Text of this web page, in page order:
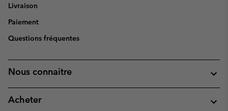
Livraison
Paiement
Questions fréquentes
Nous connaitre
Acheter